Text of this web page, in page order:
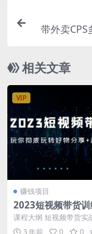
带外卖
相关文章
VIP
赚钱项目
2023短视频带货
彻底玩转好物分享+
0节课）
课程大纲 短视频带货实
享号的定位 到选品逻辑
3 年前 0 0